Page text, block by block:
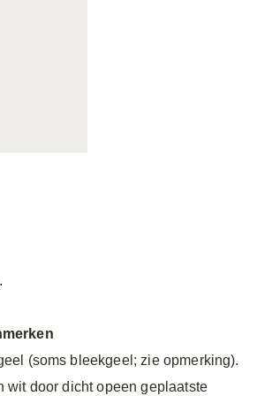
(soms bleekgeel; zie opmerking).
wit door dicht opeen geplaatste